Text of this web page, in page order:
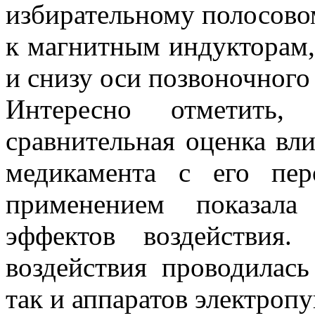
избирательному
к магнитным
и снизу оси
Интересно
сравнительная оценка
медикамента с его
применением
эффектов
воздействия
так и аппаратов